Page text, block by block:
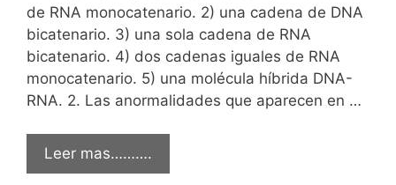
de RNA monocatenario. 2) una cadena de DNA
bicatenario. 3) una sola cadena de RNA
bicatenario. 4) dos cadenas iguales de RNA
monocatenario. 5) una molécula híbrida DNA-
RNA. 2. Las anormalidades que aparecen en …
Leer mas……….